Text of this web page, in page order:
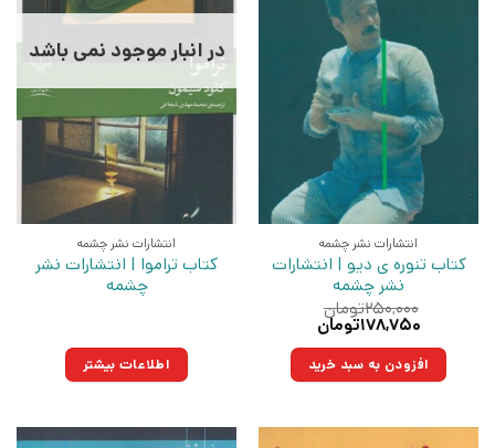
انتشارات نشر چشمه
کتاب تنوره ی دیو | انتشارات
نشر چشمه
۲۵۰,۰۰۰تومان
قیمت
۲۵۰,۰۰۰تومان
بود.
۱۷۸,۷۵۰تومان
۱۷۸,۷۵۰تومان.افزودن به سبد خرید
در انبار موجود نمی باشد
انتشارات نشر چشمه
کتاب تراموا | انتشارات نشر
چشمه
اطلاعات بیشتر